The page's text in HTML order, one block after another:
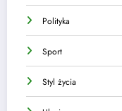
Polityka
Sport
Styl życia